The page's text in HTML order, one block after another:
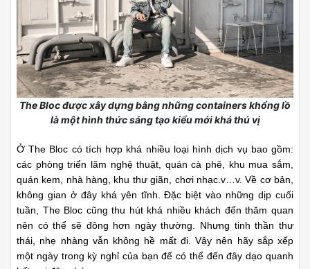
The Bloc được xây dựng bằng những containers khổng lồ
là một hình thức sáng tạo kiểu mới khá thú vị
Ở The Bloc có tích hợp khá nhiều loại hình dịch vụ bao gồm:
các phòng triển lãm nghệ thuật, quán cà phê, khu mua sắm,
quán kem, nhà hàng, khu thư giãn, chơi nhạc.v…v. Về cơ bản,
không gian ở đây khá yên tĩnh. Đặc biệt vào những dịp cuối
tuần, The Bloc cũng thu hút khá nhiều khách đến thăm quan
nên có thể sẽ đông hơn ngày thường. Nhưng tinh thần thư
thái, nhẹ nhàng vẫn không hề mất đi. Vậy nên hãy sắp xếp
một ngày trong kỳ nghỉ của bạn để có thể đến đây dạo quanh